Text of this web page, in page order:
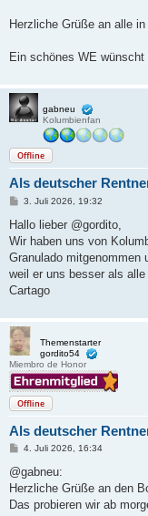
Herzliche Grüße an alle
Ein schönes WE wünscht
gabneu
Kolumbienfan
Offline
Als deutscher
B
i
r
a
3. Juli 2026, 19:32
Hallo lieber @gordito,
Wir haben uns von
Granulado mitgenommen
weil er uns besser als
Cartago
Themenstarter
gordito54
Miembro de Honor
Offline
Als deutscher
B
i
t
r
a
4. Juli 2026, 16:34
@gabneu:
Herzliche Grüße an den
Das probieren wir ab